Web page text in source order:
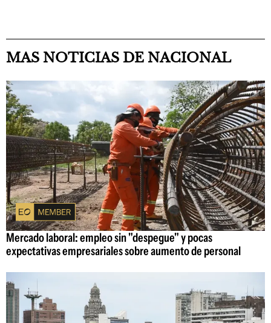
MAS NOTICIAS DE NACIONAL
Mercado laboral: empleo sin "despegue" y pocas
expectativas empresariales sobre aumento de personal